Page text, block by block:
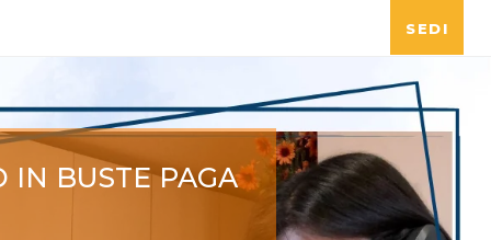
SEDI
BUSTE PAGA